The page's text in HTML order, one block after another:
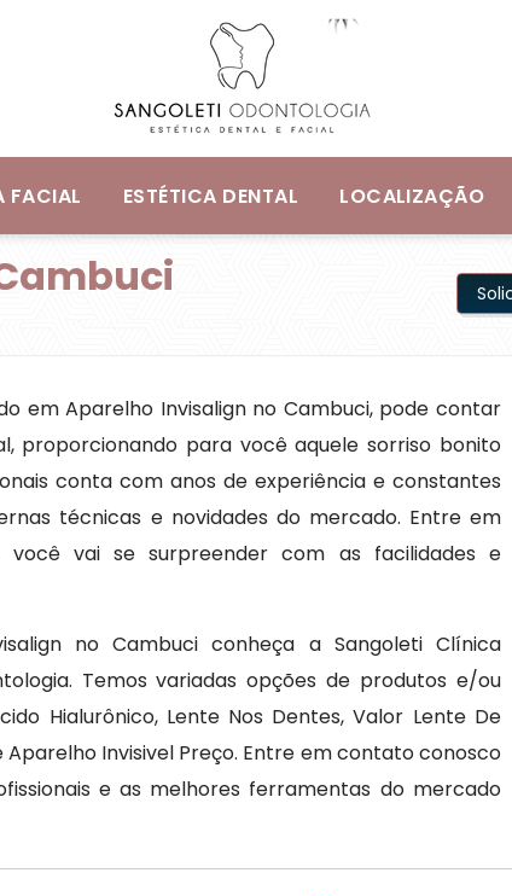
FACIAL ESTÉTICA DENTAL LOCALIZAÇÃO
em Aparelho Invisalign no Cambuci, pode contar
proporcionando para você aquele sorriso bonito
conta com anos de experiência e constantes
técnicas e novidades do mercado. Entre em
vai se surpreender com as facilidades e
no Cambuci conheça a Sangoleti Clínica
Temos variadas opções de produtos e/ou
Hialurônico, Lente Nos Dentes, Valor Lente De
Invisivel Preço. Entre em contato conosco
e as melhores ferramentas do mercado